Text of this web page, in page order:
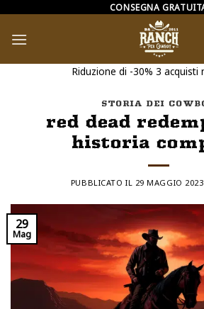
contenuti
CONSEGNA
Riduzione di -30% 3 acquisti
STORIA DEI
red dead
historia
PUBBLICATO IL 29 MAGGIO 2023
29
Mag